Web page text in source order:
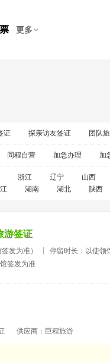
更多
证 探亲访友签证 团队
同程自营 加急办理 加
浙江 辽宁 山西
湖南 湖北 陕西
游签证
发为准）
停留时长：以使领
签发为准
供应商：巨程旅游